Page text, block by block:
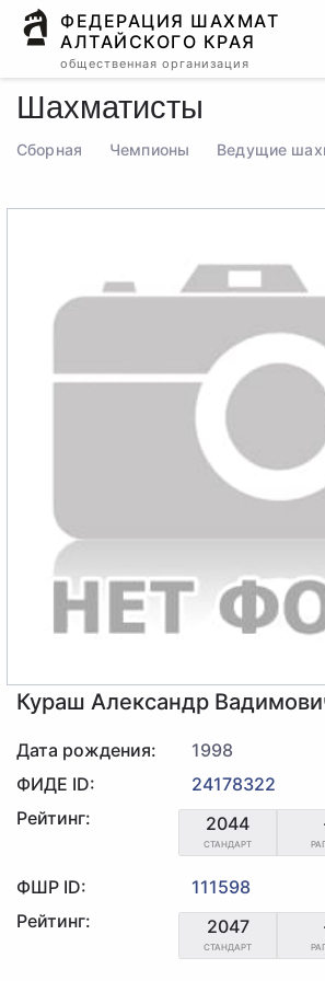
ФЕДЕРАЦИЯ ШАХМАТ
АЛТАЙСКОГО КРАЯ
общественная организация
Шахматисты
Сборная Чемпионы Ведущие
Кураш Александр
Дата рождения:
1998
ФИДЕ ID:
24178322
Рейтинг:
2044
СТАНДАРТ
ФШР ID:
111598
Рейтинг:
2047
СТАНДАРТ